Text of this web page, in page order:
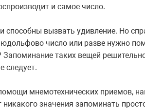
и самое число.
способны вызвать удивление. Но
число или разве нужно
таких вещей
следует.
мнемотехнических приемов,
никакого значения запоминать